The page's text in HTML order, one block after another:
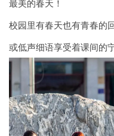
最美的春天！
校园里有春天也有青春的
或低声细语享受着课间的